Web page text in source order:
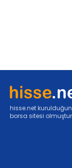
hisse.net
borsa sitesi